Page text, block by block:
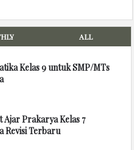
ALL
Kelas 9 untuk SMP/MTs
Prakarya Kelas 7
Revisi Terbaru